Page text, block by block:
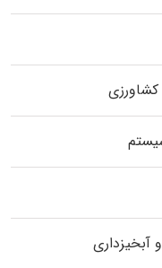
آبخیزداری